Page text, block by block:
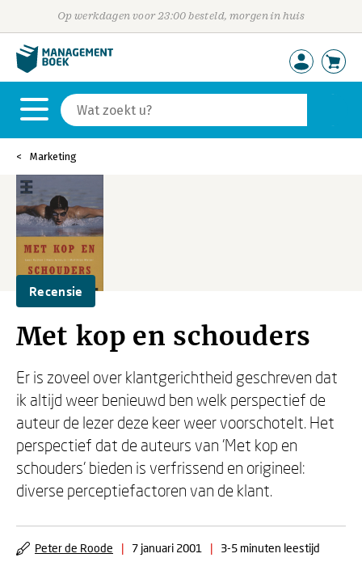
Op werkdagen voor 23:00 besteld, morgen in huis
Marketing
Recensie
Met kop en schouders
Er is zoveel over klantgerichtheid geschreven dat
ik altijd weer benieuwd ben welk perspectief de
auteur de lezer deze keer weer voorschotelt. Het
perspectief dat de auteurs van 'Met kop en
schouders' bieden is verfrissend en origineel:
diverse perceptiefactoren van de klant.
Peter de Roode | 7 januari 2001 | 3-5 minuten leestijd